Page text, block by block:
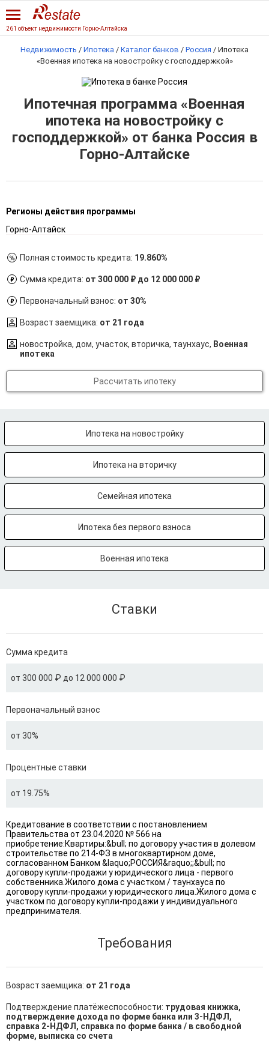
261 объект недвижимости Горно-Алтайска
Недвижимость / Ипотека / Каталог банков / Россия / Ипотека
«Военная ипотека на новостройку с господдержкой»
Ипотечная программа «Военная
ипотека на новостройку с
господдержкой» от банка Россия в
Горно-Алтайске
Регионы действия программы
Горно-Алтайск
Полная стоимость кредита: 19.860%
Сумма кредита: от 300 000 ₽ до 12 000 000 ₽
Первоначальный взнос: от 30%
Возраст заемщика: от 21 года
новостройка, дом, участок, вторичка, таунхаус, Военная
ипотека
Рассчитать ипотеку
Ипотека на новостройку
Ипотека на вторичку
Семейная ипотека
Ипотека без первого взноса
Военная ипотека
Ставки
Сумма кредита
от 300 000 ₽ до 12 000 000 ₽
Первоначальный взнос
от 30%
Процентные ставки
от 19.75%
Кредитование в соответствии с постановлением
Правительства от 23.04.2020 № 566 на
приобретение:Квартиры:&bull; по договору участия в долевом
строительстве по 214-ФЗ в многоквартирном доме,
согласованном Банком &laquo;РОССИЯ&raquo;;&bull; по
договору купли-продажи у юридического лица - первого
собственника.Жилого дома с участком / таунхауса по
договору купли-продажи у юридического лица.Жилого дома с
участком по договору купли-продажи у индивидуального
предпринимателя.
Требования
Возраст заемщика: от 21 года
Подтверждение платёжеспособности: трудовая книжка,
подтверждение дохода по форме банка или 3-НДФЛ,
справка 2-НДФЛ, справка по форме банка / в свободной
форме, выписка со счета